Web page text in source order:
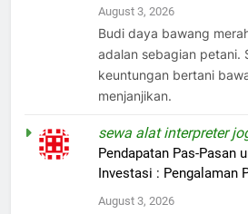
August 3, 2026
Budi daya bawang
adalan sebagian petani.
keuntungan bertani
menjanjikan.
sewa alat interpreter
Pendapatan Pas-Pasan
Investasi : Pengalaman
August 3, 2026